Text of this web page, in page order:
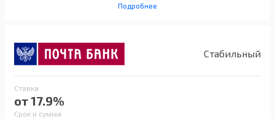
Подробнее
Стабильный
Ставка
от 17.9%
Срок и сумма